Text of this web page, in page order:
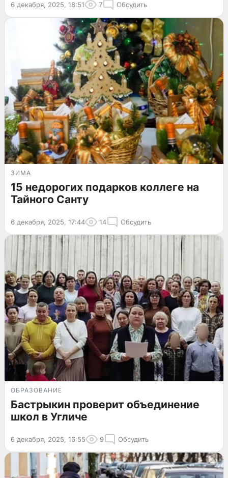
6 декабря, 2025, 18:51 7 Обсудить
ЗИМА
15 недорогих подарков коллеге на
Тайного Санту
6 декабря, 2025, 17:44 14 Обсудить
ОБРАЗОВАНИЕ
Бастрыкин проверит объединение
школ в Угличе
6 декабря, 2025, 16:55 9 Обсудить